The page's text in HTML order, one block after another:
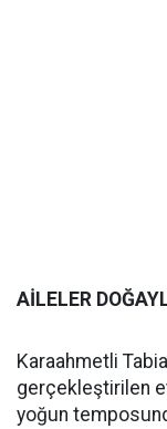
AİLELER
Karaahmetli
gerçekleştirilen
yoğun